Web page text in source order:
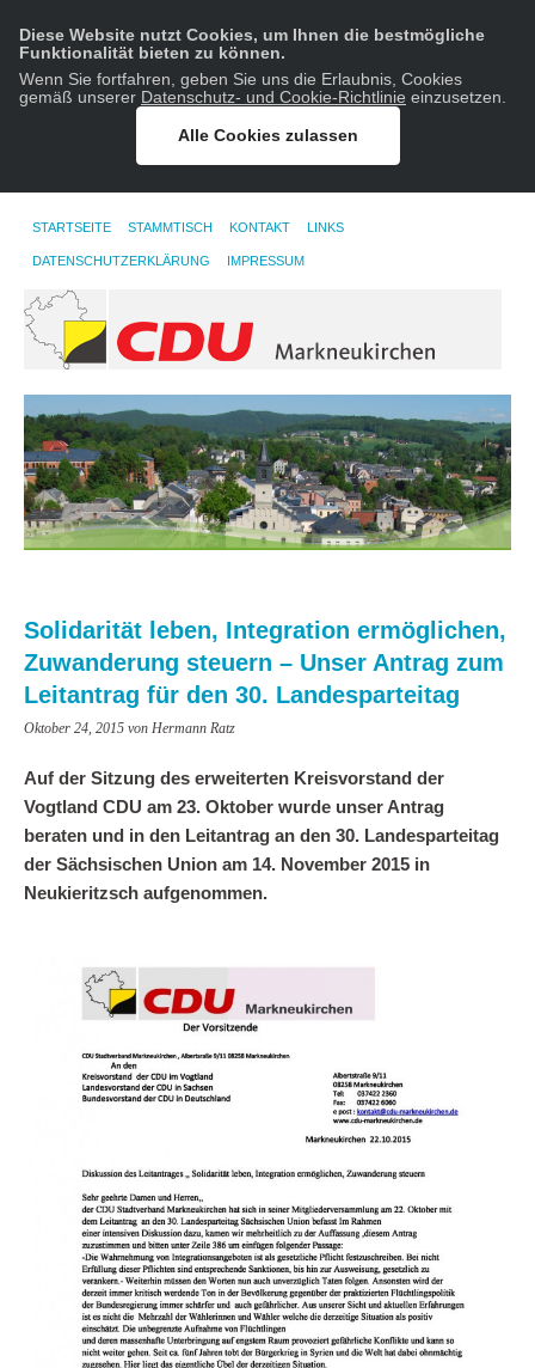
STARTSEITE STAMMTISCH KONTAKT LINKS
DATENSCHUTZERKLÄRUNG IMPRESSUM
Solidarität leben, Integration ermöglichen,
Zuwanderung steuern – Unser Antrag zum
Leitantrag für den 30. Landesparteitag
Oktober 24, 2015 von Hermann Ratz
Auf der Sitzung des erweiterten Kreisvorstand der
Vogtland CDU am 23. Oktober wurde unser Antrag
beraten und in den Leitantrag an den 30. Landesparteitag
der Sächsischen Union am 14. November 2015 in
Neukieritzsch aufgenommen.
Diese Website nutzt Cookies, um Ihnen die bestmögliche
Funktionalität bieten zu können.
Wenn Sie fortfahren, geben Sie uns die Erlaubnis, Cookies
gemäß unserer Datenschutz- und Cookie-Richtlinie einzusetzen.
Alle Cookies zulassen